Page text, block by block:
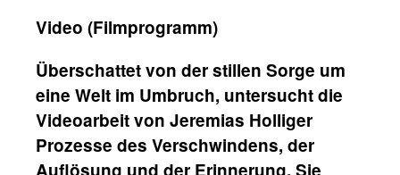
Video (Filmprogramm)
Überschattet von der stillen Sorge um
eine Welt im Umbruch, untersucht die
Videoarbeit von Jeremias Holliger
Prozesse des Verschwindens, der